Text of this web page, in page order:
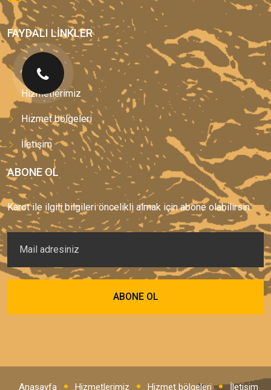
FAYDALI LINKLER
Anasayfa
Hizmetlerimiz
Hizmet bölgeleri
İletişim
ABONE OL
Karot ile ilgili bilgileri öncelikli almak için abone olabilirsin.
Anasayfa Hizmetlerimiz Hizmet bölgeleri İletişim